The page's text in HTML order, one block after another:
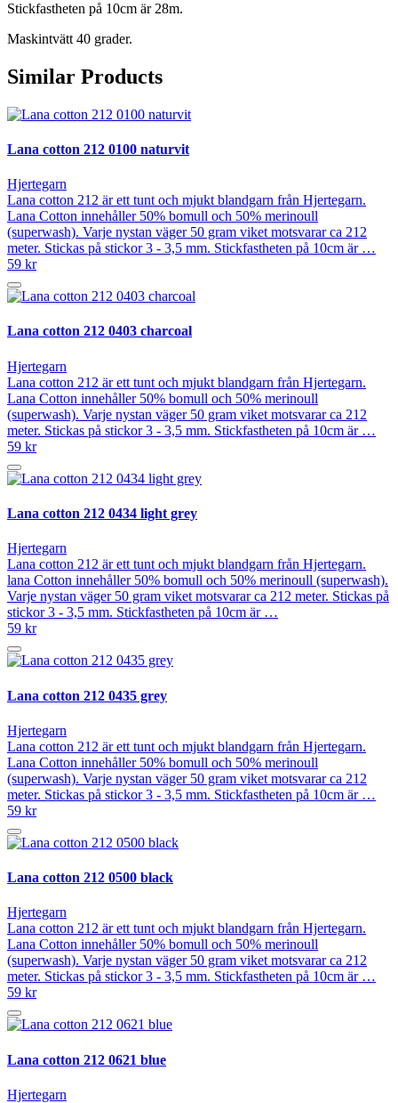
Stickfastheten på 10cm är 28m.
Maskintvätt 40 grader.
Similar Products
Lana cotton 212 0100 naturvit
Hjertegarn
Lana cotton 212 är ett tunt och mjukt blandgarn från Hjertegarn.
Lana Cotton innehåller 50% bomull och 50% merinoull
(superwash). Varje nystan väger 50 gram viket motsvarar ca 212
meter. Stickas på stickor 3 - 3,5 mm. Stickfastheten på 10cm är …
59 kr
Lana cotton 212 0403 charcoal
Hjertegarn
Lana cotton 212 är ett tunt och mjukt blandgarn från Hjertegarn.
Lana Cotton innehåller 50% bomull och 50% merinoull
(superwash). Varje nystan väger 50 gram viket motsvarar ca 212
meter. Stickas på stickor 3 - 3,5 mm. Stickfastheten på 10cm är …
59 kr
Lana cotton 212 0434 light grey
Hjertegarn
Lana cotton 212 är ett tunt och mjukt blandgarn från Hjertegarn.
lana Cotton innehåller 50% bomull och 50% merinoull (superwash).
Varje nystan väger 50 gram viket motsvarar ca 212 meter. Stickas på
stickor 3 - 3,5 mm. Stickfastheten på 10cm är …
59 kr
Lana cotton 212 0435 grey
Hjertegarn
Lana cotton 212 är ett tunt och mjukt blandgarn från Hjertegarn.
Lana Cotton innehåller 50% bomull och 50% merinoull
(superwash). Varje nystan väger 50 gram viket motsvarar ca 212
meter. Stickas på stickor 3 - 3,5 mm. Stickfastheten på 10cm är …
59 kr
Lana cotton 212 0500 black
Hjertegarn
Lana cotton 212 är ett tunt och mjukt blandgarn från Hjertegarn.
Lana Cotton innehåller 50% bomull och 50% merinoull
(superwash). Varje nystan väger 50 gram viket motsvarar ca 212
meter. Stickas på stickor 3 - 3,5 mm. Stickfastheten på 10cm är …
59 kr
Lana cotton 212 0621 blue
Hjertegarn